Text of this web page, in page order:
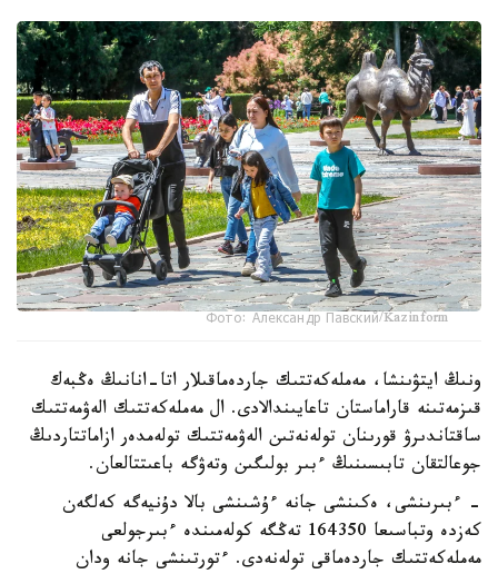
Фото: Александр Павский/Kazinform
ونىڭ ايتۋىنشا، مەملەكەتتىك جاردەماقىلار اتا-انانىڭ ەڭبەك
قىزمەتىنە قاراماستان تاعايىندالادى. ال مەملەكەتتىك الەۋمەتتىك
ساقتاندىرۋ قورىنان تولەنەتىن الەۋمەتتىك تولەمدەر ازاماتتاردىڭ
جوعالتقان تابىسىنىڭ ءبىر بولىگىن وتەۋگە باعىتتالعان.
- ءبىرىنشى، ەكىنشى جانە ءۇشىنشى بالا دۇنيەگە كەلگەن
كەزدە وتباسىعا 164350 تەڭگە كولەمىندە ءبىرجولعى
مەملەكەتتىك جاردەماقى تولەنەدى. ءتورتىنشى جانە ودان